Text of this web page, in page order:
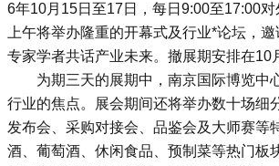
6年10月15日至17日，每日9:00至17:00对
上午将举办隆重的开幕式及行业*论坛，邀
专家学者共话产业未来。撤展期安排在10
为期三天的展期中，南京国际博览中
行业的焦点。展会期间还将举办数十场细
发布会、采购对接会、品鉴会及大师赛等
酒、葡萄酒、休闲食品、预制菜等热门板